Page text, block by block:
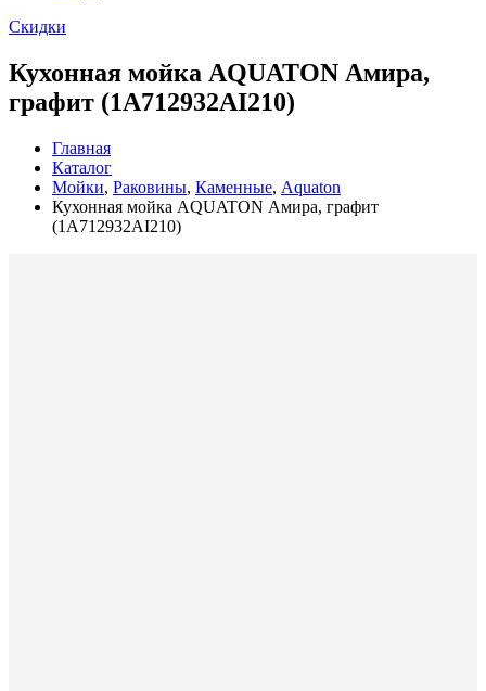
Скидки
Кухонная мойка AQUATON Амира,
графит (1A712932AI210)
Главная
Каталог
Мойки, Раковины, Каменные, Aquaton
Кухонная мойка AQUATON Амира, графит
(1A712932AI210)